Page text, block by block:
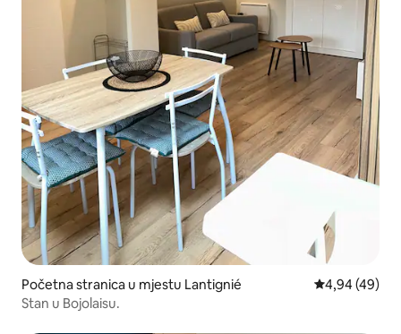
Početna stranica u mjestu Lantignié prosječna
4,94 (49)
Stan u Bojolaisu.